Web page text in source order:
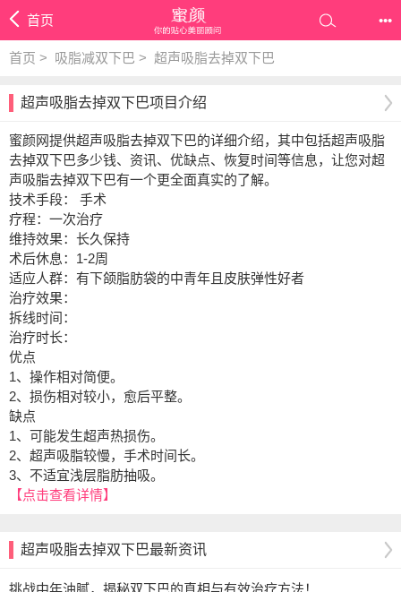
首页 •••
首页 > 吸脂减双下巴 > 超声吸脂去掉双下巴
超声吸脂去掉双下巴项目介绍
蜜颜网提供超声吸脂去掉双下巴的详细介绍，其中包括超声吸脂
去掉双下巴多少钱、资讯、优缺点、恢复时间等信息，让您对超
声吸脂去掉双下巴有一个更全面真实的了解。
技术手段： 手术
疗程：一次治疗
维持效果：长久保持
术后休息：1-2周
适应人群：有下颌脂肪袋的中青年且皮肤弹性好者
治疗效果：
拆线时间：
治疗时长：
优点
1、操作相对简便。
2、损伤相对较小，愈后平整。
缺点
1、可能发生超声热损伤。
2、超声吸脂较慢，手术时间长。
3、不适宜浅层脂肪抽吸。
【点击查看详情】
超声吸脂去掉双下巴最新资讯
挑战中年油腻，揭秘双下巴的真相与有效治疗方法！